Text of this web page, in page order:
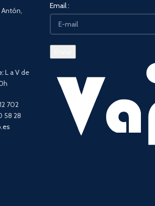
Antón,
L a V de
702
58 28
Email :